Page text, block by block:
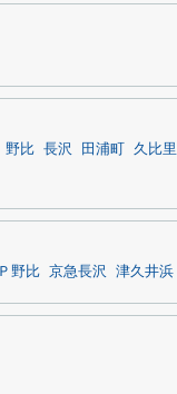
野比 長沢 田浦町 久比里
野比 京急長沢 津久井浜